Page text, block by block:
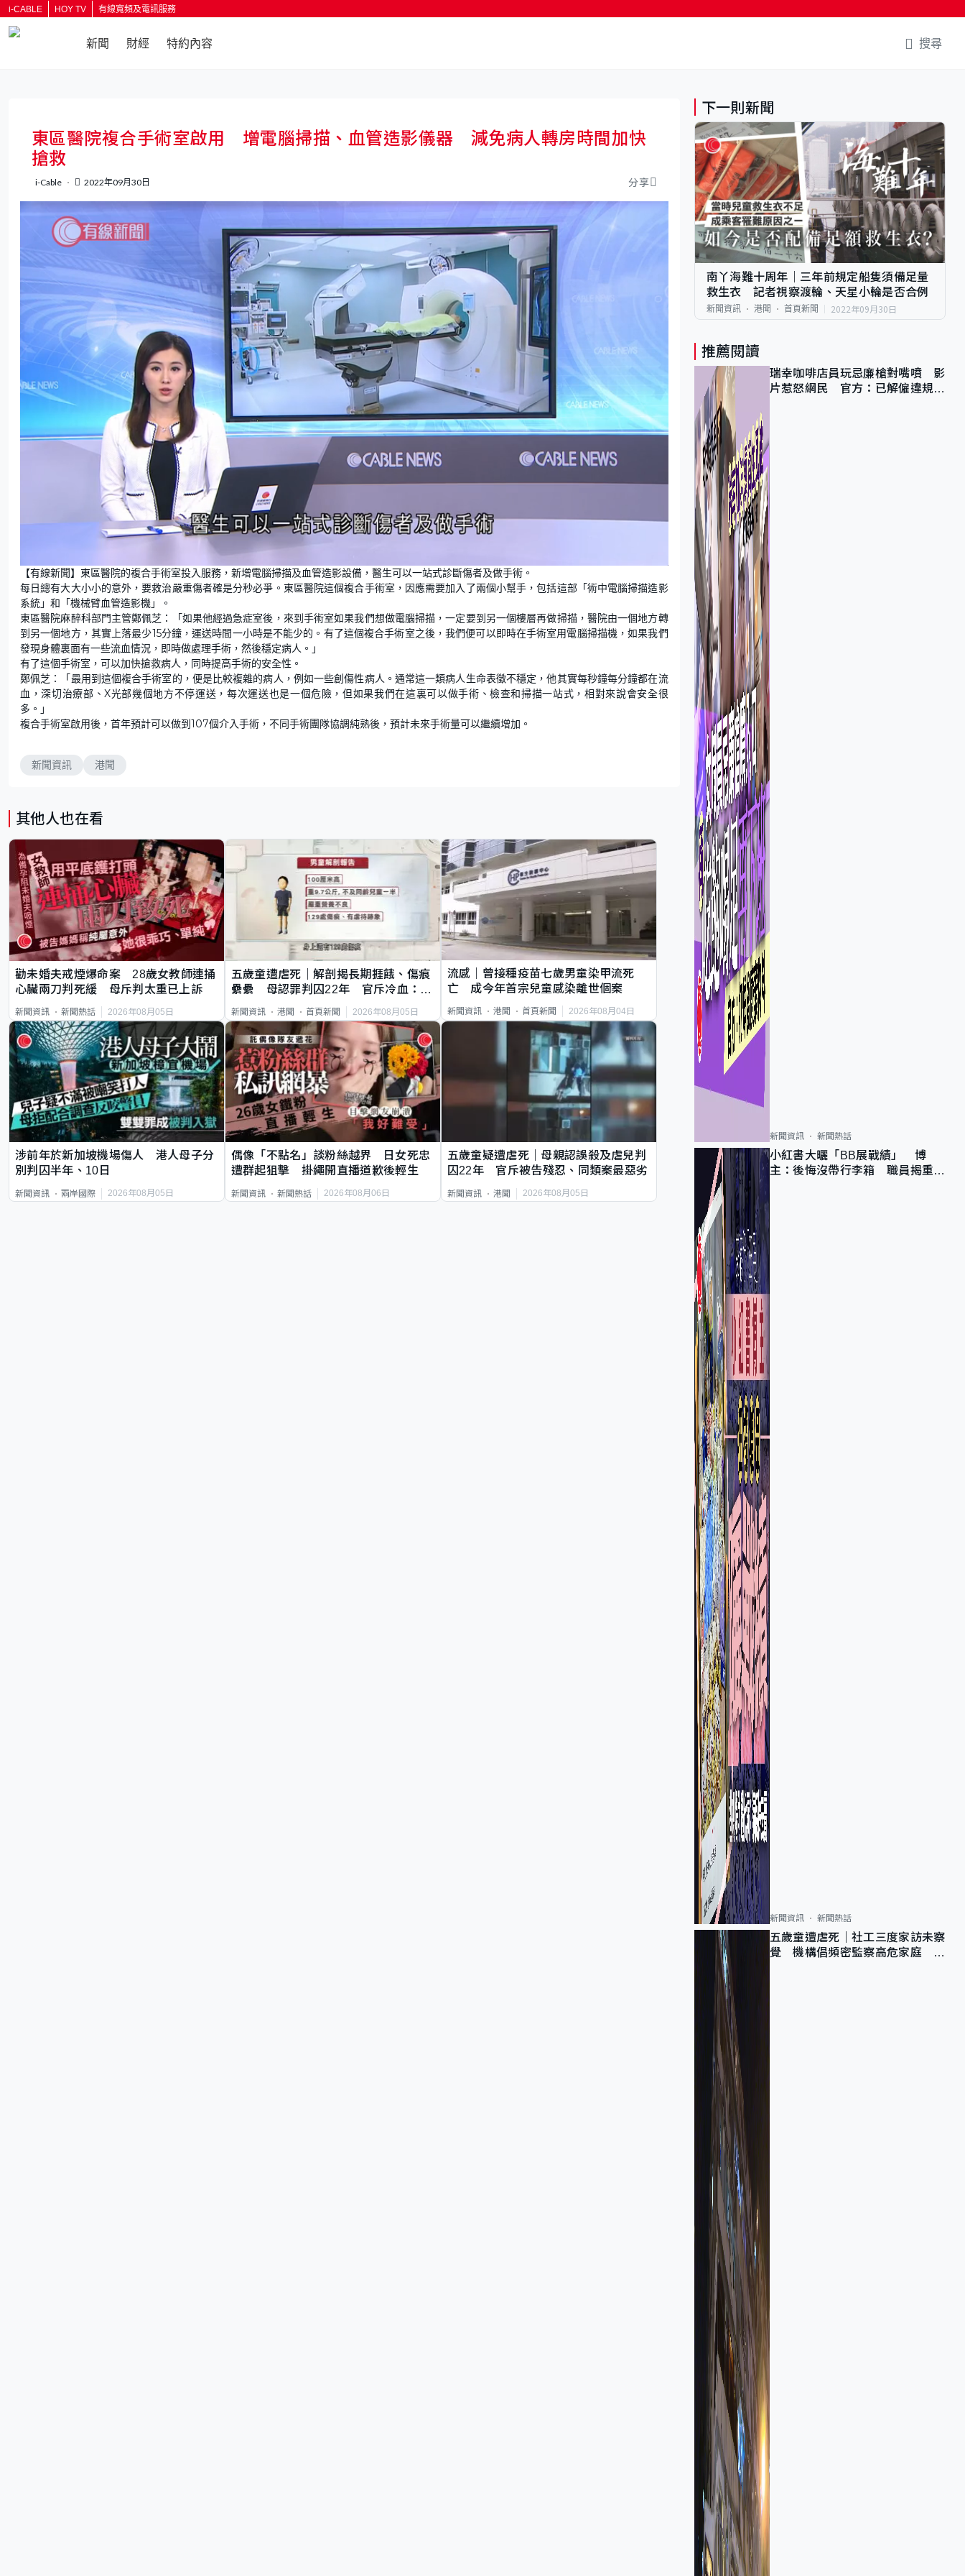
i-CABLE HOY TV 有線寬頻及電訊服務
新聞 財經 特約內容 搜尋
東區醫院複合手術室啟用 增電腦掃描、血管造影儀器 減免病人轉房時間加快
搶救
i-Cable 2022年09月30日 分享
n
m
u
t
e
o
a
d
e
d
3
.
0
5
%
【有線新聞】東區醫院的複合手術室投入服務，新增電腦掃描及血管造影設備，醫生可以一站式診斷傷者及做手術。
每日總有大大小小的意外，要救治嚴重傷者確是分秒必爭。東區醫院這個複合手術室，因應需要加入了兩個小幫手，包括這部「術中電腦掃描造影
系統」和「機械臂血管造影機」。
東區醫院麻醉科部門主管鄭佩芝：「如果他經過急症室後，來到手術室如果我們想做電腦掃描，一定要到另一個樓層再做掃描，醫院由一個地方轉
到另一個地方，其實上落最少15分鐘，運送時間一小時是不能少的。有了這個複合手術室之後，我們便可以即時在手術室用電腦掃描機，如果我們
發現身體裏面有一些流血情況，即時做處理手術，然後穩定病人。」
有了這個手術室，可以加快搶救病人，同時提高手術的安全性。
鄭佩芝：「最用到這個複合手術室的，便是比較複雜的病人，例如一些創傷性病人。通常這一類病人生命表徵不穩定，他其實每秒鐘每分鐘都在流
血，深切治療部、X光部幾個地方不停運送，每次運送也是一個危險，但如果我們在這裏可以做手術、檢查和掃描一站式，相對來說會安全很
多。」
複合手術室啟用後，首年預計可以做到107個介入手術，不同手術團隊協調純熟後，預計未來手術量可以繼續增加。
新聞資訊 港聞
其他人也在看
勸未婚夫戒煙爆命案 28歲女教師連捅
心臟兩刀判死緩 母斥判太重已上訴
新聞資訊 新聞熱話 2026年08月05日
五歲童遭虐死｜解剖揭長期捱餓、傷痕
纍纍 母認罪判囚22年 官斥冷血：同
類案最惡劣
新聞資訊 港聞 首頁新聞 2026年08月05日
流感｜曾接種疫苗七歲男童染甲流死
亡 成今年首宗兒童感染離世個案
新聞資訊 港聞 首頁新聞 2026年08月04日
涉前年於新加坡機場傷人 港人母子分
別判囚半年、10日
新聞資訊 兩岸國際 2026年08月05日
偶像「不點名」談粉絲越界 日女死忠
遭群起狙擊 掛繩開直播道歉後輕生
新聞資訊 新聞熱話 2026年08月06日
五歲童疑遭虐死｜母親認誤殺及虐兒判
囚22年 官斥被告殘忍、同類案最惡劣
新聞資訊 港聞 2026年08月05日
下一則新聞
南丫海難十周年｜三年前規定船隻須備足量
救生衣 記者視察渡輪、天星小輪是否合例
新聞資訊 港聞 首頁新聞 2022年09月30日
推薦閱讀
瑞幸咖啡店員玩忌廉槍對嘴噴 影
片惹怒網民 官方：已解僱違規員
新聞資訊 新聞熱話
小紅書大曬「BB展戰績」 博
主：後悔沒帶行李箱 職員揭重複
新聞資訊 新聞熱話
五歲童遭虐死｜社工三度家訪未察
覺 機構倡頻密監察高危家庭 管